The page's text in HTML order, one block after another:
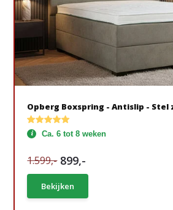
Opberg Boxspring - Antislip - Stel
Ca. 6 tot 8 weken
1.599,- 899,-
Bekijken